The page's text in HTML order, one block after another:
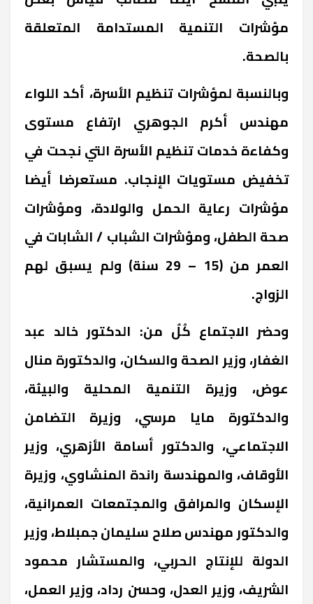
مؤشرات التنمية المستدامة المتعلقة
بالصحة.
وبالنسبة لمؤشرات تنظيم الأسرة، أكد اللواء
مهندس أكرم الجوهري ارتفاع مستوى
وكفاءة خدمات تنظيم الأسرة التي نجحت في
تخفيض مستويات الإنجاب. مستعرضا أيضا
مؤشرات رعاية الحمل والولادة، ومؤشرات
صحة الطفل، ومؤشرات الشباب / الشابات في
العمر من (15 – 29 سنة) ولم يسبق لهم
الزواج.
وحضر الاجتماع كُلٌ من: الدكتور خالد عبد
الغفار، وزير الصحة والسكان، والدكتورة منال
عوض، وزيرة التنمية المحلية والبيئة،
والدكتورة مايا مرسي، وزيرة التضامن
الاجتماعي، والدكتور أسامة الأزهري، وزير
الأوقاف، والمهندسة راندة المنشاوي، وزيرة
الإسكان والمرافق والمجتمعات العمرانية،
والدكتور مهندس صلاح سليمان جمبلاط، وزير
الدولة للإنتاج الحربي، والمستشار محمود
الشريف، وزير العدل، وحسن رداد، وزير العمل،